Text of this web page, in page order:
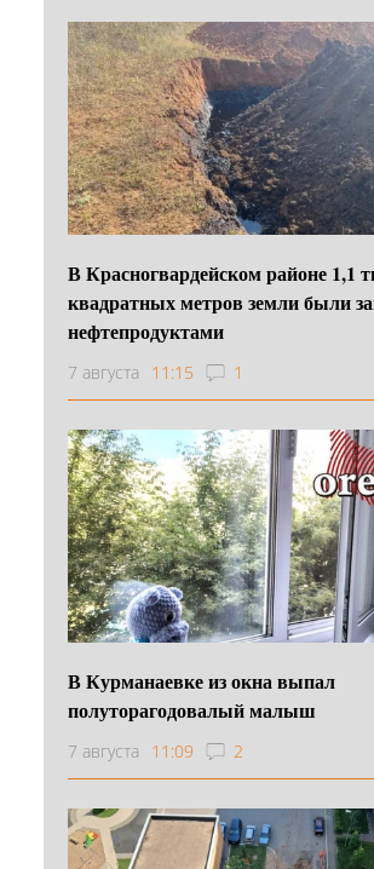
В Красногвардейском районе 1,1
квадратных метров земли были
нефтепродуктами
7 августа 11:15 1
В Курманаевке из окна выпал
полуторагодовалый малыш
7 августа 11:09 2